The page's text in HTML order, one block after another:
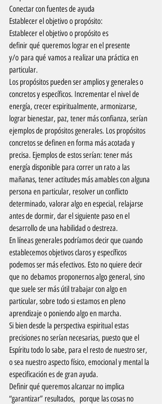
Conectar con fuentes de ayuda
Establecer el objetivo o propósito:
Establecer el objetivo o propósito es
definir qué queremos lograr en el presente
y/o para qué vamos a realizar una práctica en
particular.
Los propósitos pueden ser amplios y generales o
concretos y específicos. Incrementar el nivel de
energía, crecer espiritualmente, armonizarse,
lograr bienestar, paz, tener más confianza, serían
ejemplos de propósitos generales. Los propósitos
concretos se definen en forma más acotada y
precisa. Ejemplos de estos serían: tener más
energía disponible para correr un rato a las
mañanas, tener actitudes más amables con alguna
persona en particular, resolver un conflicto
determinado, valorar algo en especial, relajarse
antes de dormir, dar el siguiente paso en el
desarrollo de una habilidad o destreza.
En líneas generales podríamos decir que cuando
establecemos objetivos claros y específicos
podemos ser más efectivos. Esto no quiere decir
que no debamos proponernos algo general, sino
que suele ser más útil trabajar con algo en
particular, sobre todo si estamos en pleno
aprendizaje o poniendo algo en marcha.
Si bien desde la perspectiva espiritual estas
precisiones no serían necesarias, puesto que el
Espíritu todo lo sabe, para el resto de nuestro ser,
o sea nuestro aspecto físico, emocional y mental la
especificación es de gran ayuda.
Definir qué queremos alcanzar no implica
“garantizar” resultados,  porque las cosas no